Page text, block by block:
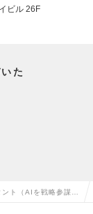
ビル 26F
た
ト（AIを戦略参謀と